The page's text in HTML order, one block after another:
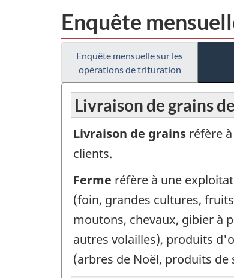
Enquête
Enquête mensuelle sur les
opérations de trituration
Livraison de grains
Livraison de grains réfère
clients.
Ferme réfère à une
(foin, grandes cultures,
moutons, chevaux, gibier à
autres volailles), produits
(arbres de Noël, produits